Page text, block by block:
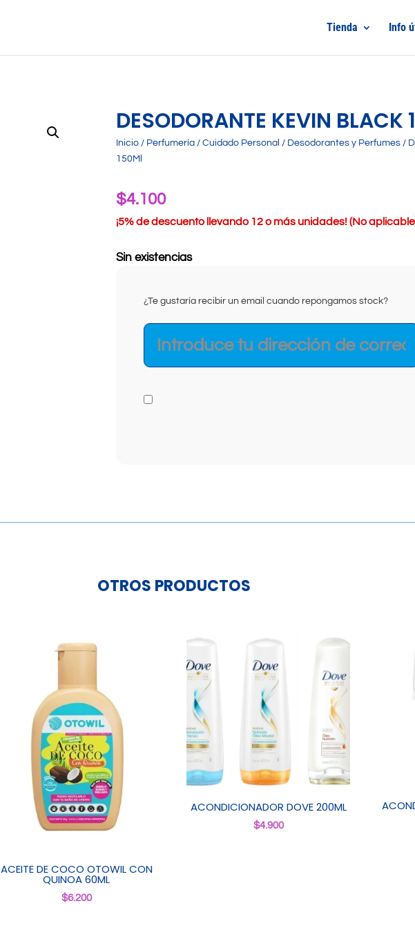
Tienda Info
DESODORANTE KEVIN BLACK
Inicio / Perfumería /Cuidado Personal / Desodorantes y Perfumes /
150Ml
$4.100
¡5% de descuento llevando 12 o más unidades! (No
Sin existencias
¿Te gustaría recibir un email cuando repongamos stock?
OTROS PRODUCTOS
ACEITE DE COCO OTOWIL CON
QUINOA 60ML
$6.200
ACONDICIONADOR DOVE 200ML
$4.900